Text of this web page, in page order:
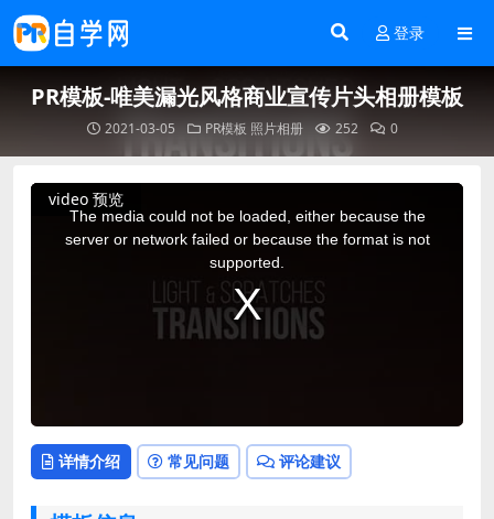
登录
PR模板-唯美漏光风格商业宣传片头相册模板
2021-03-05 PR模板 照片相册 252 0
video 预览
This
The media could not be loaded, either because the
server or network failed or because the format is not
supported.
详情介绍 常见问题 评论建议